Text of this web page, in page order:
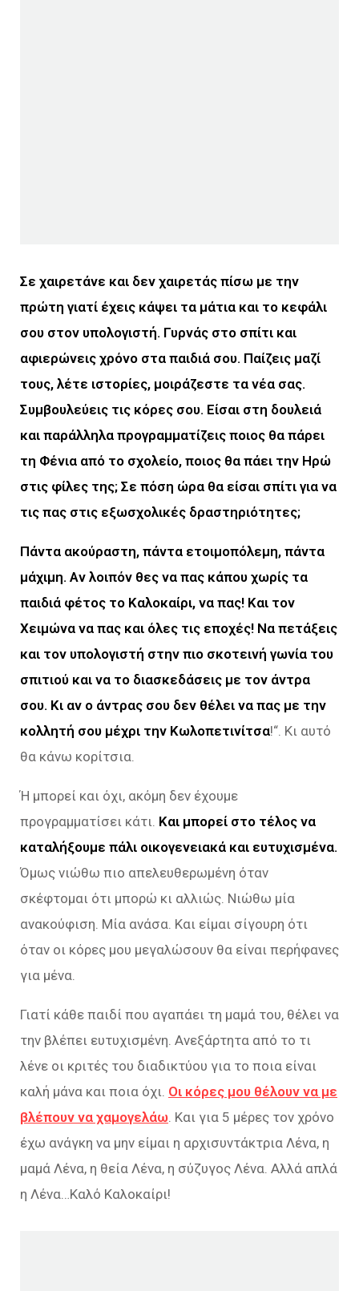
Σε χαιρετάνε και δεν χαιρετάς πίσω με την
πρώτη γιατί έχεις κάψει τα μάτια και το κεφάλι
σου στον υπολογιστή. Γυρνάς στο σπίτι και
αφιερώνεις χρόνο στα παιδιά σου. Παίζεις μαζί
τους, λέτε ιστορίες, μοιράζεστε τα νέα σας.
Συμβουλεύεις τις κόρες σου. Είσαι στη δουλειά
και παράλληλα προγραμματίζεις ποιος θα πάρει
τη Φένια από το σχολείο, ποιος θα πάει την Ηρώ
στις φίλες της; Σε πόση ώρα θα είσαι σπίτι για να
τις πας στις εξωσχολικές δραστηριότητες;
Πάντα ακούραστη, πάντα ετοιμοπόλεμη, πάντα
μάχιμη. Αν λοιπόν θες να πας κάπου χωρίς τα
παιδιά φέτος το Καλοκαίρι, να πας! Και τον
Χειμώνα να πας και όλες τις εποχές! Να πετάξεις
και τον υπολογιστή στην πιο σκοτεινή γωνία του
σπιτιού και να το διασκεδάσεις με τον άντρα
σου. Κι αν ο άντρας σου δεν θέλει να πας με την
κολλητή σου μέχρι την Κωλοπετινίτσα!“. Κι αυτό
θα κάνω κορίτσια.
Ή μπορεί και όχι, ακόμη δεν έχουμε
προγραμματίσει κάτι. Και μπορεί στο τέλος να
καταλήξουμε πάλι οικογενειακά και ευτυχισμένα.
Όμως νιώθω πιο απελευθερωμένη όταν
σκέφτομαι ότι μπορώ κι αλλιώς. Νιώθω μία
ανακούφιση. Μία ανάσα. Και είμαι σίγουρη ότι
όταν οι κόρες μου μεγαλώσουν θα είναι περήφανες
για μένα.
Γιατί κάθε παιδί που αγαπάει τη μαμά του, θέλει να
την βλέπει ευτυχισμένη. Ανεξάρτητα από το τι
λένε οι κριτές του διαδικτύου για το ποια είναι
καλή μάνα και ποια όχι. Οι κόρες μου θέλουν να με
βλέπουν να χαμογελάω. Και για 5 μέρες τον χρόνο
έχω ανάγκη να μην είμαι η αρχισυντάκτρια Λένα, η
μαμά Λένα, η θεία Λένα, η σύζυγος Λένα. Αλλά απλά
η Λένα…Καλό Καλοκαίρι!